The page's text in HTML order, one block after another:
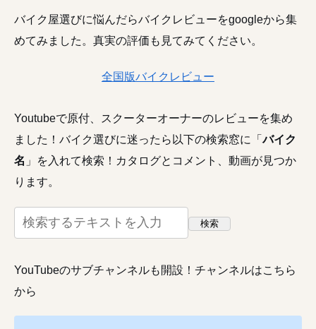
バイク屋選びに悩んだらバイクレビューをgoogleから集
めてみました。真実の評価も見てみてください。
全国版バイクレビュー
Youtubeで原付、スクーターオーナーのレビューを集め
ました！バイク選びに迷ったら以下の検索窓に「バイク
名 」を入れて検索！カタログとコメント、動画が見つか
ります。
検索
YouTubeのサブチャンネルも開設！チャンネルはこちら
から